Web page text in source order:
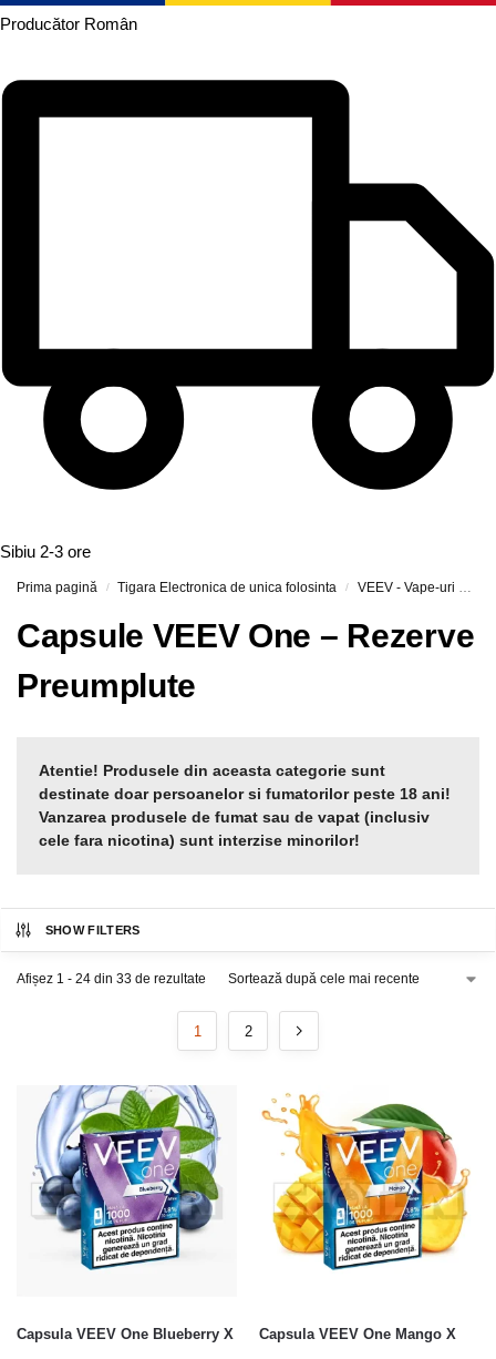
Producător Român
Sibiu 2-3 ore
Prima pagină / Tigara Electronica de unica folosinta / VEEV - Vape-uri Reîncărcabile și Capsule Preumplute
Capsule VEEV One – Rezerve
Preumplute
Atentie! Produsele din aceasta categorie sunt
destinate doar persoanelor si fumatorilor peste 18 ani!
Vanzarea produsele de fumat sau de vapat (inclusiv
cele fara nicotina) sunt interzise minorilor!
SHOW FILTERS
Afișez 1 - 24 din 33 de rezultate
1 2
Capsula VEEV One Blueberry X Capsula VEEV One Mango X